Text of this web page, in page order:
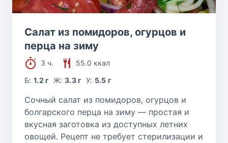
Салат из помидоров, огурцов и
перца на зиму
3 ч.
55.0 ккал
Б:1.2 г Ж: 3.3 г У: 5.5 г
Сочный салат из помидоров, огурцов и
болгарского перца на зиму — простая и
вкусная заготовка из доступных летних
овощей. Рецепт не требует стерилизации и